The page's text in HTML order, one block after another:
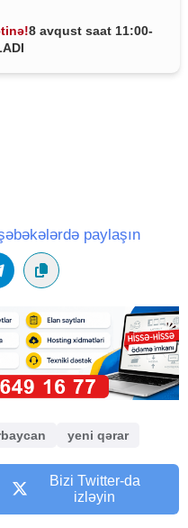
8 avqust saat 11:00-
paylaşın
yeni qərar
Bizi Twitter-da
izləyin